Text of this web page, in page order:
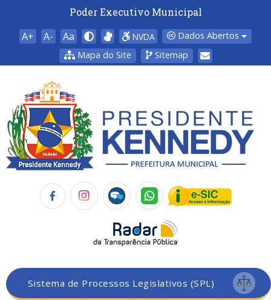
Poder Executivo Municipal
A+ A- Aa NVDA
Dados Abertos
Mapa do Site
Sitemap
Sistema de Processos Legislativos (SPL)